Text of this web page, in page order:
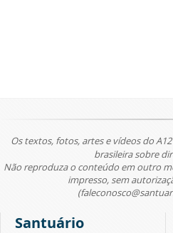
Os textos, fotos, artes e vídeos do
brasileira sobre
Não reproduza o conteúdo em outro
impresso, sem
Santuário